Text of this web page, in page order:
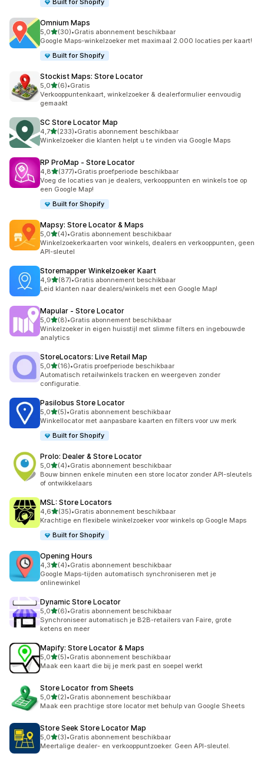
Built for Shopify
Omnium Maps
5,0van 5 sterren
(30)
30 recensies in totaal
•Gratis abonnement beschikbaar
Google Maps-winkelzoeker met maximaal 2.000 locaties per kaart!
Built for Shopify
Stockist Maps: Store Locator
5,0van 5 sterren
(6)
6 recensies in totaal
•Gratis
Verkooppuntenkaart, winkelzoeker & dealerformulier eenvoudig
gemaakt
SC Store Locator Map
4,7van 5 sterren
(233)
233 recensies in totaal
•Gratis abonnement beschikbaar
Winkelzoeker die klanten helpt u te vinden via Google Maps
RP ProMap ‑ Store Locator
4,8van 5 sterren
(377)
377 recensies in totaal
•Gratis proefperiode beschikbaar
Voeg de locaties van je dealers, verkooppunten en winkels toe op
een Google Map!
Built for Shopify
Mapsy: Store Locator & Maps
5,0van 5 sterren
(4)
4 recensies in totaal
•Gratis abonnement beschikbaar
Winkelzoekerkaarten voor winkels, dealers en verkooppunten, geen
API-sleutel
Storemapper Winkelzoeker Kaart
4,9van 5 sterren
(87)
87 recensies in totaal
•Gratis abonnement beschikbaar
Leid klanten naar dealers/winkels met een Google Map!
Mapular ‑ Store Locator
5,0van 5 sterren
(8)
8 recensies in totaal
•Gratis abonnement beschikbaar
Winkelzoeker in eigen huisstijl met slimme filters en ingebouwde
analytics
StoreLocators: Live Retail Map
5,0van 5 sterren
(16)
16 recensies in totaal
•Gratis proefperiode beschikbaar
Automatisch retailwinkels tracken en weergeven zonder
configuratie.
Pasilobus Store Locator
5,0van 5 sterren
(5)
5 recensies in totaal
•Gratis abonnement beschikbaar
Winkellocator met aanpasbare kaarten en filters voor uw merk
Built for Shopify
Prolo: Dealer & Store Locator
5,0van 5 sterren
(4)
4 recensies in totaal
•Gratis abonnement beschikbaar
Bouw binnen enkele minuten een store locator zonder API-sleutels
of ontwikkelaars
MSL: Store Locators
4,6van 5 sterren
(35)
35 recensies in totaal
•Gratis abonnement beschikbaar
Krachtige en flexibele winkelzoeker voor winkels op Google Maps
Built for Shopify
Opening Hours
4,3van 5 sterren
(4)
4 recensies in totaal
•Gratis abonnement beschikbaar
Google Maps-tijden automatisch synchroniseren met je
onlinewinkel
Dynamic Store Locator
5,0van 5 sterren
(6)
6 recensies in totaal
•Gratis abonnement beschikbaar
Synchroniseer automatisch je B2B-retailers van Faire, grote
ketens en meer
Mapify: Store Locator & Maps
5,0van 5 sterren
(5)
5 recensies in totaal
•Gratis abonnement beschikbaar
Maak een kaart die bij je merk past en soepel werkt
Store Locator from Sheets
5,0van 5 sterren
(2)
2 recensies in totaal
•Gratis abonnement beschikbaar
Maak een prachtige store locator met behulp van Google Sheets
Store Seek Store Locator Map
5,0van 5 sterren
(3)
3 recensies in totaal
•Gratis abonnement beschikbaar
Meertalige dealer- en verkooppuntzoeker. Geen API-sleutel.